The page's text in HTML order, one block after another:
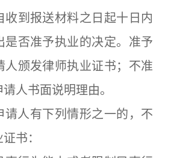
收到报送材料之日起十日内
是否准予执业的决定。准予
人颁发律师执业证书；不准
人书面说明理由。
有下列情形之一的，不
书：